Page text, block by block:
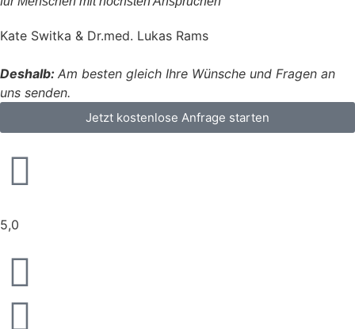
Kate Switka & Dr.med. Lukas Rams
Deshalb: Am besten gleich Ihre Wünsche und Fragen an
uns senden.
Jetzt kostenlose Anfrage starten
5,0